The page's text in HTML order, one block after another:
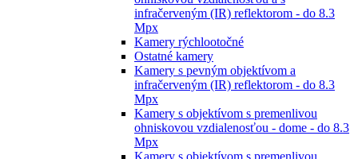
infračerveným (IR) reflektorom - do 8.3
Mpx
Kamery rýchlootočné
Ostatné kamery
Kamery s pevným objektívom a
infračerveným (IR) reflektorom - do 8.3
Mpx
Kamery s objektívom s premenlivou
ohniskovou vzdialenosťou - dome - do 8.3
Mpx
Kamery s objektívom s premenlivou